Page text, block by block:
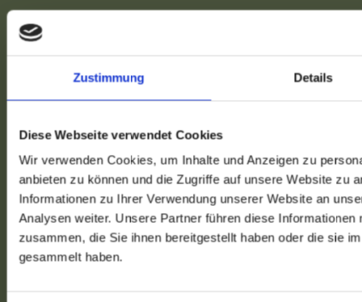
Zustimmung Details
Diese Webseite verwendet Cookies
Wir verwenden Cookies, um Inhalte und Anzeigen zu
anbieten zu können und die Zugriffe auf unsere Website zu
Informationen zu Ihrer Verwendung unserer Website an
Analysen weiter. Unsere Partner führen diese
zusammen, die Sie ihnen bereitgestellt haben oder die sie
gesammelt haben.